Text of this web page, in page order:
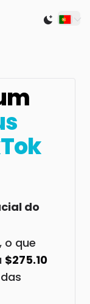
Switch
do
, o que
$275.10